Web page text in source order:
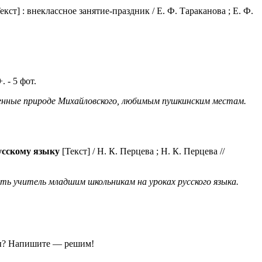
: внеклассное занятие-праздник / Е. Ф. Тараканова ; Е. Ф.
- 5 фот.
природе Михайловского, любимым пушкинским местам.
языку [Текст] / Н. К. Перцева ; Н. К. Перцева //
учитель младшим школьникам на уроках русского языка.
Напишите — решим!